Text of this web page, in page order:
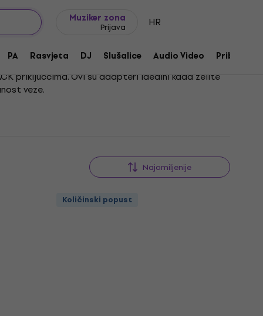
Muziker zona
Prijava HR
PA Rasvjeta DJ Slušalice Audio Video Pribor
priključcima. Ovi su adapteri idealni kada želite
veze.
Najomiljenije
Količinski popust